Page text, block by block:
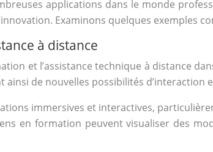
applications dans le monde
Examinons quelques exemples
à distance
et l’assistance technique à distance
de nouvelles possibilités d’interaction
immersives et interactives,
en formation peuvent visualiser des